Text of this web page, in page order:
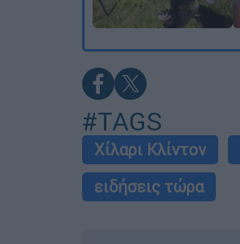
#TAGS
Χίλαρι Κλίντον
ειδήσεις τώρα